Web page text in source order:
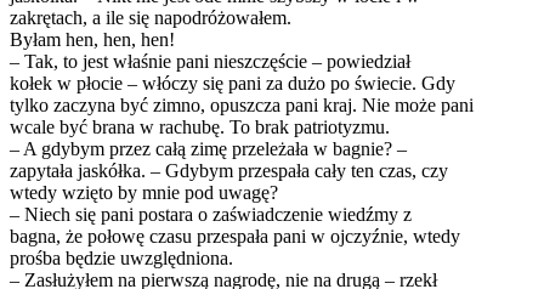
zakrętach, a ile się napodróżowałem.
Byłam hen, hen, hen!
– Tak, to jest właśnie pani nieszczęście – powiedział
kołek w płocie – włóczy się pani za dużo po świecie. Gdy
tylko zaczyna być zimno, opuszcza pani kraj. Nie może pani
wcale być brana w rachubę. To brak patriotyzmu.
– A gdybym przez całą zimę przeleżała w bagnie? –
zapytała jaskółka. – Gdybym przespała cały ten czas, czy
wtedy wzięto by mnie pod uwagę?
– Niech się pani postara o zaświadczenie wiedźmy z
bagna, że połowę czasu przespała pani w ojczyźnie, wtedy
prośba będzie uwzględniona.
– Zasłużyłem na pierwszą nagrodę, nie na drugą – rzekł